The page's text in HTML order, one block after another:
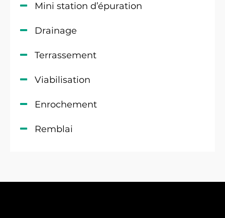
Mini station d’épuration
Drainage
Terrassement
Viabilisation
Enrochement
Remblai